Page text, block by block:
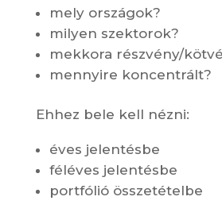
mely országok?
milyen szektorok?
mekkora részvény/
mennyire koncentrált?
Ehhez bele kell nézni:
éves jelentésbe
féléves jelentésbe
portfólió összetételbe